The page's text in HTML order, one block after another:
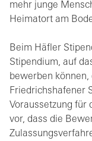
mehr junge
Heimatort am
Beim Häfler
Stipendium, auf
bewerben
Friedrichshafener
Voraussetzung für
vor, dass die